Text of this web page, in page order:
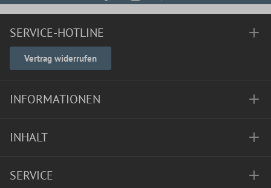
SERVICE-HOTLINE
Vertrag widerrufen
INFORMATIONEN
INHALT
SERVICE